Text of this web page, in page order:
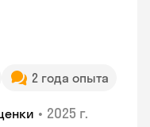
2 года опыта
• 2025 г.